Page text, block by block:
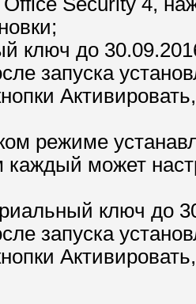
ключ до
запуска
режиме
каждый может
ключ до
запуска